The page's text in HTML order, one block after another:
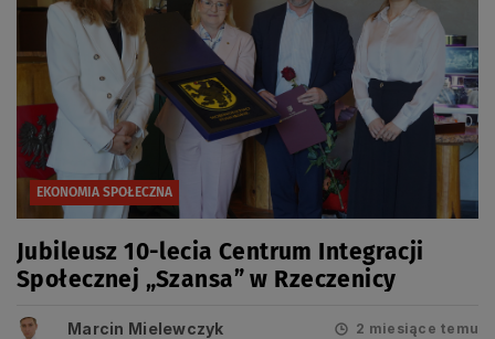
EKONOMIA SPOŁECZNA
Jubileusz 10-lecia Centrum Integracji
Społecznej „Szansa” w Rzeczenicy
Marcin Mielewczyk 2 miesiące temu